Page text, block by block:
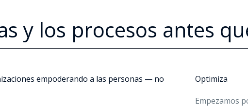
y los procesos antes
empoderando a las personas — no
Optimiza
Empezamos